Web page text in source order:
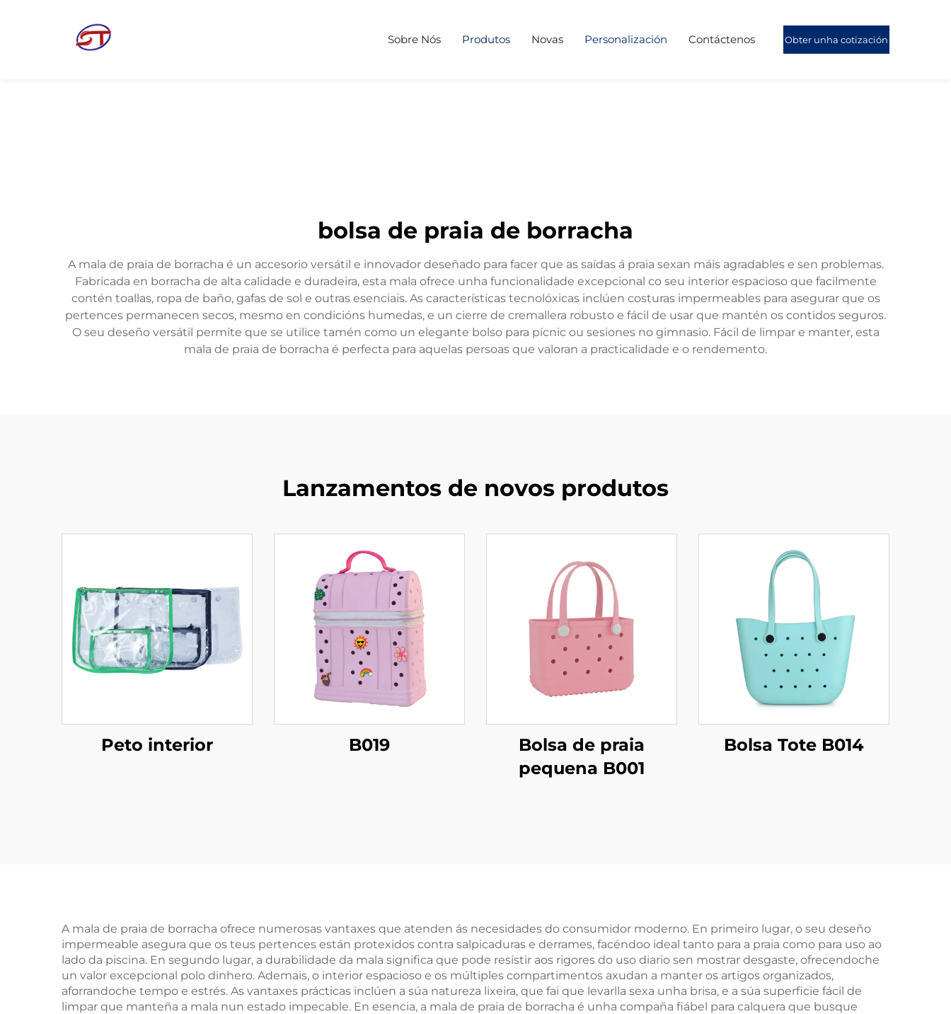
Sobre Nós Produtos Novas Personalización Contáctenos Obter unha cotización
bolsa de praia de borracha
A mala de praia de borracha é un accesorio versátil e innovador deseñado para facer que as saídas á praia sexan máis agradables e sen problemas.
Fabricada en borracha de alta calidade e duradeira, esta mala ofrece unha funcionalidade excepcional co seu interior espacioso que facilmente
contén toallas, ropa de baño, gafas de sol e outras esenciais. As características tecnolóxicas inclúen costuras impermeables para asegurar que os
pertences permanecen secos, mesmo en condicións humedas, e un cierre de cremallera robusto e fácil de usar que mantén os contidos seguros.
O seu deseño versátil permite que se utilice tamén como un elegante bolso para pícnic ou sesiones no gimnasio. Fácil de limpar e manter, esta
mala de praia de borracha é perfecta para aquelas persoas que valoran a practicalidade e o rendemento.
Lanzamentos de novos produtos
Peto interior B019
Bolsa de praia
pequena B001
Bolsa Tote B014
A mala de praia de borracha ofrece numerosas vantaxes que atenden ás necesidades do consumidor moderno. En primeiro lugar, o seu deseño
impermeable asegura que os teus pertences están protexidos contra salpicaduras e derrames, facéndoo ideal tanto para a praia como para uso ao
lado da piscina. En segundo lugar, a durabilidade da mala significa que pode resistir aos rigores do uso diario sen mostrar desgaste, ofrecendoche
un valor excepcional polo dinhero. Ademais, o interior espacioso e os múltiples compartimentos axudan a manter os artigos organizados,
aforrandoche tempo e estrés. As vantaxes prácticas inclúen a súa natureza lixeira, que fai que levarlla sexa unha brisa, e a súa superficie fácil de
limpar que manteña a mala nun estado impecable. En esencia, a mala de praia de borracha é unha compaña fiábel para calquera que busque